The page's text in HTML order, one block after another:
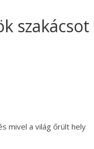
szakácsot
mivel a világ őrült hely